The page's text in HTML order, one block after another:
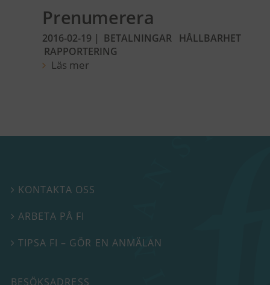
Prenumerera
2016-02-19 | BETALNINGAR
HÅLLBARHET
RAPPORTERING
Läs mer
 KONTAKTA OSS
 ARBETA PÅ FI
TIPSA FI – GÖR EN ANMÄLAN
BESÖKSADRESS